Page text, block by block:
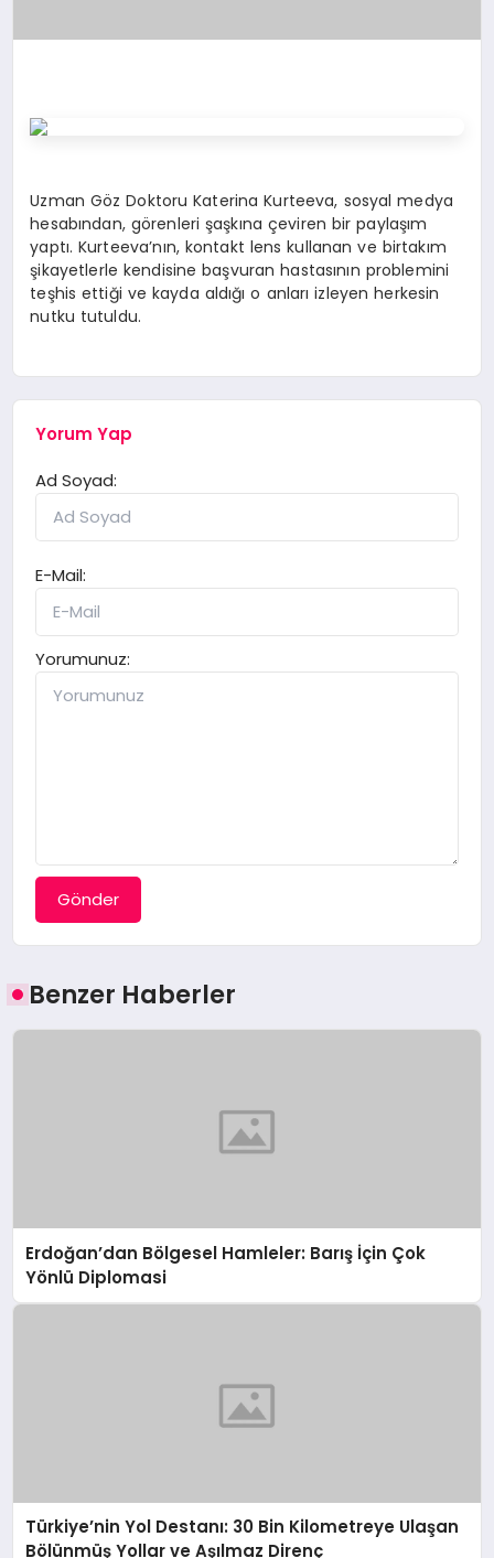
Uzman Göz Doktoru Katerina Kurteeva, sosyal medya
hesabından, görenleri şaşkına çeviren bir paylaşım
yaptı. Kurteeva’nın, kontakt lens kullanan ve birtakım
şikayetlerle kendisine başvuran hastasının problemini
teşhis ettiği ve kayda aldığı o anları izleyen herkesin
nutku tutuldu.
Yorum Yap
Ad Soyad:
E-Mail:
Yorumunuz:
Gönder
Benzer Haberler
Erdoğan’dan Bölgesel Hamleler: Barış İçin Çok
Yönlü Diplomasi
Türkiye’nin Yol Destanı: 30 Bin Kilometreye Ulaşan
Bölünmüş Yollar ve Aşılmaz Direnç